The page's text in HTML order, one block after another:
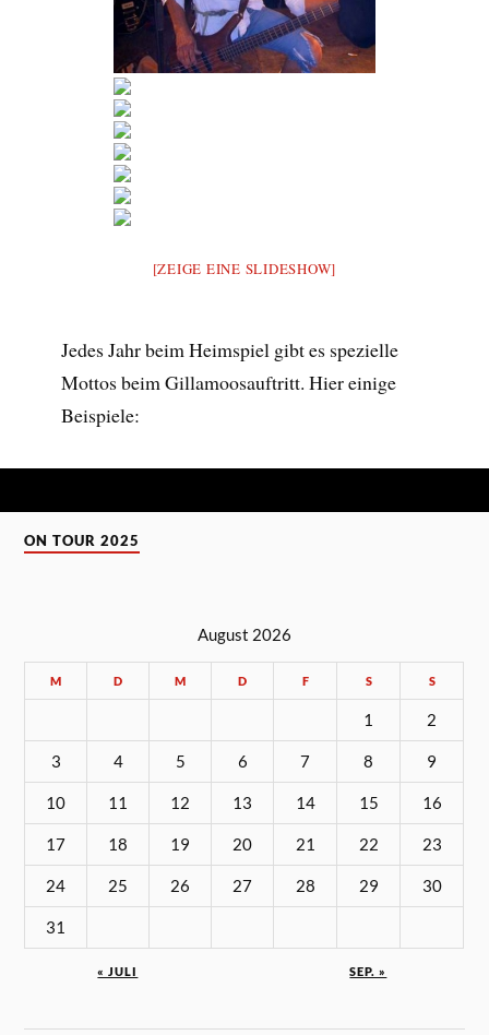
[ZEIGE EINE SLIDESHOW]
Jedes Jahr beim Heimspiel gibt es spezielle
Mottos beim Gillamoosauftritt. Hier einige
Beispiele:
ON TOUR 2025
August 2026
M D M D F S S
1 2
3 4 5 6 7 8 9
10 11 12 13 14 15 16
17 18 19 20 21 22 23
24 25 26 27 28 29 30
31
« JULI SEP. »